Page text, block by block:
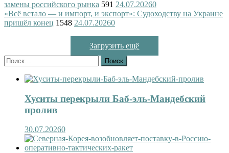
замены российского рынка 591 24.07.20260
«Всё встало — и импорт, и экспорт»: Судоходству на Украине
пришёл конец 1548 24.07.20260
Загрузить ещё
Найти:
Хуситы перекрыли Баб-эль-Мандебский
пролив
30.07.20260